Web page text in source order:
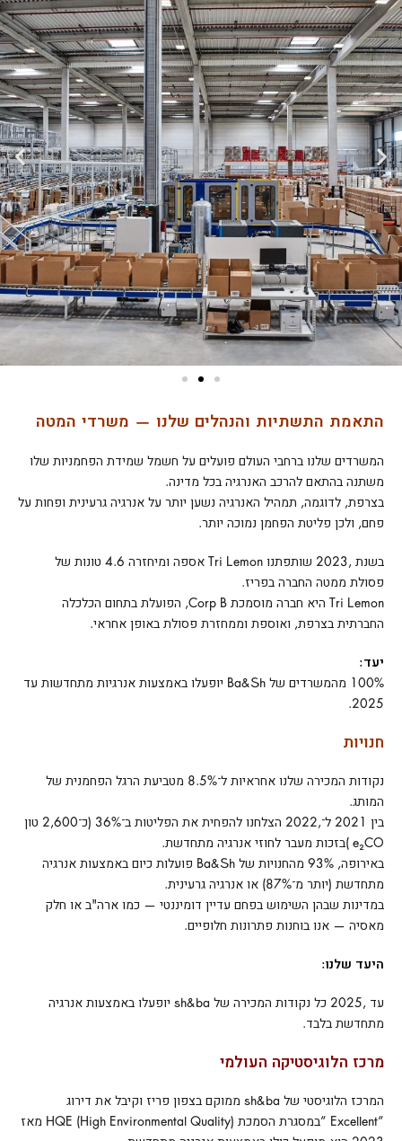
התאמת התשתיות והנהלים שלנו — משרדי המטה
המשרדים שלנו ברחבי העולם פועלים על חשמל שמידת הפחמניות שלו
משתנה בהתאם להרכב האנרגיה בכל מדינה.
בצרפת, לדוגמה, תמהיל האנרגיה נשען יותר על אנרגיה גרעינית ופחות על
פחם, ולכן פליטת הפחמן נמוכה יותר.
בשנת ,2023 שותפתנו Tri Lemon אספה ומיחזרה 4.6 טונות של
פסולת ממטה החברה בפריז.
Tri Lemon היא חברה מוסמכת Corp B, הפועלת בתחום הכלכלה
החברתית בצרפת, ואוספת וממחזרת פסולת באופן אחראי.
יעד:
100% מהמשרדים של Ba&Sh יופעלו באמצעות אנרגיות מתחדשות עד
2025.
חנויות
נקודות המכירה שלנו אחראיות ל־8.5% מטביעת הרגל הפחמנית של
המותג.
בין 2021 ל־,2022 הצלחנו להפחית את הפליטות ב־36% (כ־2,600 טון
e₂CO )בזכות מעבר לחוזי אנרגיה מתחדשת.
באירופה, 93% מהחנויות של Ba&Sh פועלות כיום באמצעות אנרגיה
מתחדשת (יותר מ־87%) או אנרגיה גרעינית.
במדינות שבהן השימוש בפחם עדיין דומיננטי — כמו ארה"ב או חלק
מאסיה — אנו בוחנות פתרונות חלופיים.
היעד שלנו:
עד ,2025 כל נקודות המכירה של sh&ba יופעלו באמצעות אנרגיה
מתחדשת בלבד.
מרכז הלוגיסטיקה העולמי
המרכז הלוגיסטי של sh&ba ממוקם בצפון פריז וקיבל את דירוג
”Excellent ”במסגרת הסמכת HQE (High Environmental Quality) מאז